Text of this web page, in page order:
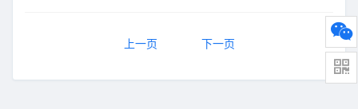
上一页 下一页